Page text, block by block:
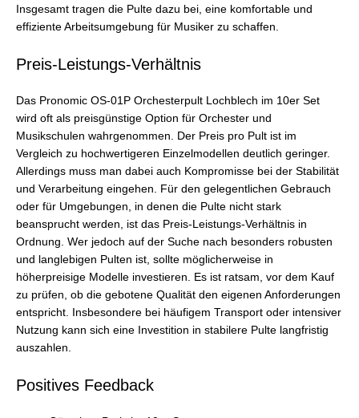
Insgesamt tragen die Pulte dazu bei, eine komfortable und
effiziente Arbeitsumgebung für Musiker zu schaffen.
Preis-Leistungs-Verhältnis
Das Pronomic OS-01P Orchesterpult Lochblech im 10er Set
wird oft als preisgünstige Option für Orchester und
Musikschulen wahrgenommen. Der Preis pro Pult ist im
Vergleich zu hochwertigeren Einzelmodellen deutlich geringer.
Allerdings muss man dabei auch Kompromisse bei der Stabilität
und Verarbeitung eingehen. Für den gelegentlichen Gebrauch
oder für Umgebungen, in denen die Pulte nicht stark
beansprucht werden, ist das Preis-Leistungs-Verhältnis in
Ordnung. Wer jedoch auf der Suche nach besonders robusten
und langlebigen Pulten ist, sollte möglicherweise in
höherpreisige Modelle investieren. Es ist ratsam, vor dem Kauf
zu prüfen, ob die gebotene Qualität den eigenen Anforderungen
entspricht. Insbesondere bei häufigem Transport oder intensiver
Nutzung kann sich eine Investition in stabilere Pulte langfristig
auszahlen.
Positives Feedback